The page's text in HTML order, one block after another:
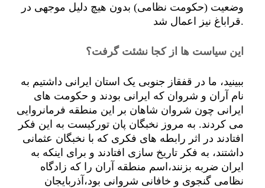
وضعیت (حکومت نظامی) بدون هیچ دلیل موجهی در
قراباغ نیز اعمال شد.
این سیاست ها از کجا نشئت گرفت؟
ببینید، ما در قفقاز جنوبی یک استان ایرانی داشتیم به
نام آران و شروان که ایرانی بودند و حکومت های
ایرانی چون شروان شاهان بر این منطقه فرمانروایی
می کردند. به مروز نخبگان پان تورکیست به این فکر
افتادند در اثر رابطه های فکری که با نخبگان عثمانی
داشتند، به فکر تاریخ سازی افتادند و برای اینکه به
ایران ضربه بزنند،اسم منطقه آران را که زادگاه
نظامی گنجوی و خافانی شروانی بود،آذربایجان